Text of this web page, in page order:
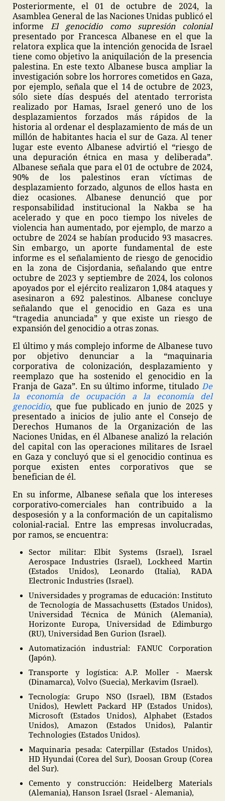
Posteriormente, el 01 de octubre de 2024, la
Asamblea General de las Naciones Unidas publicó el
informeEl genocidio como supresión colonial
presentado por Francesca Albanese en el que la
relatora explica que la intención genocida de Israel
tiene como objetivo la aniquilación de la presencia
palestina. En este texto Albanese busca ampliar la
investigación sobre los horrores cometidos en Gaza,
por ejemplo, señala que el 14 de octubre de 2023,
sólo siete días después del atentado terrorista
realizado por Hamas, Israel generó uno de los
desplazamientos forzados más rápidos de la
historia al ordenar el desplazamiento de más de un
millón de habitantes hacia el sur de Gaza. Al tener
lugar este evento Albanese advirtió el “riesgo de
una depuración étnica en masa y deliberada”.
Albanese señala que para el 01 de octubre de 2024,
90% de los palestinos eran víctimas de
desplazamiento forzado, algunos de ellos hasta en
diez ocasiones. Albanese denunció que por
responsabilidad institucional la Nakba se ha
acelerado y que en poco tiempo los niveles de
violencia han aumentado, por ejemplo, de marzo a
octubre de 2024 se habían producido 93 masacres.
Sin embargo, un aporte fundamental de este
informe es el señalamiento de riesgo de genocidio
en la zona de Cisjordania, señalando que entre
octubre de 2023 y septiembre de 2024, los colonos
apoyados por el ejército realizaron 1,084 ataques y
asesinaron a 692 palestinos. Albanese concluye
señalando que el genocidio en Gaza es una
“tragedia anunciada” y que existe un riesgo de
expansión del genocidio a otras zonas.
El último y más complejo informe de Albanese tuvo
por objetivo denunciar a la “maquinaria
corporativa de colonización, desplazamiento y
reemplazo que ha sostenido el genocidio en la
Franja de Gaza”. En su último informe, titulado De
la economía de ocupación a la economía del
genocidio, que fue publicado en junio de 2025 y
presentado a inicios de julio ante el Consejo de
Derechos Humanos de la Organización de las
Naciones Unidas, en él Albanese analizó la relación
del capital con las operaciones militares de Israel
en Gaza y concluyó que si el genocidio continua es
porque existen entes corporativos que se
benefician de él.
En su informe, Albanese señala que los intereses
corporativo-comerciales han contribuido a la
desposesión y a la conformación de un capitalismo
colonial-racial. Entre las empresas involucradas,
por ramos, se encuentra:
Sector militar: Elbit Systems (Israel), Israel
Aerospace Industries (Israel), Lockheed Martin
(Estados Unidos), Leonardo (Italia), RADA
Electronic Industries (Israel).
Universidades y programas de educación: Instituto
de Tecnología de Massachusetts (Estados Unidos),
Universidad Técnica de Múnich (Alemania),
Horizonte Europa, Universidad de Edimburgo
(RU), Universidad Ben Gurion (Israel).
Automatización industrial: FANUC Corporation
(Japón).
Transporte y logística: A.P. Moller - Maersk
(Dinamarca), Volvo (Suecia), Merkavim (Israel).
Tecnología: Grupo NSO (Israel), IBM (Estados
Unidos), Hewlett Packard HP (Estados Unidos),
Microsoft (Estados Unidos), Alphabet (Estados
Unidos), Amazon (Estados Unidos), Palantir
Technologies (Estados Unidos).
Maquinaria pesada: Caterpillar (Estados Unidos),
HD Hyundai (Corea del Sur), Doosan Group (Corea
del Sur).
Cemento y construcción: Heidelberg Materials
(Alemania), Hanson Israel (Israel - Alemania),